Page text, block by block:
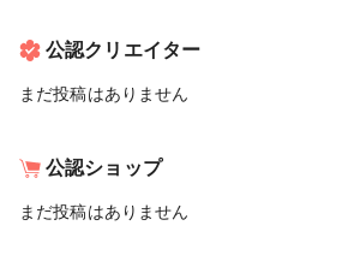
公認クリエイター
まだ投稿はありません
公認ショップ
まだ投稿はありません